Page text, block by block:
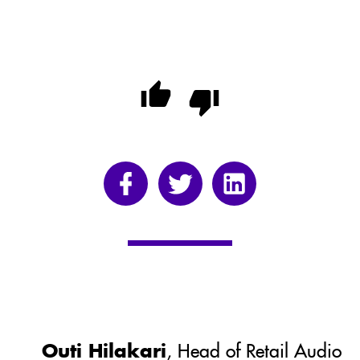
Outi Hilakari, Head of Retail Audio